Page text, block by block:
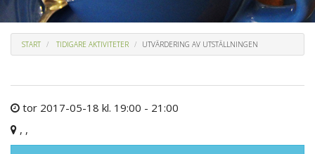
START TIDIGARE AKTIVITETER UTVÄRDERING AV UTSTÄLLNINGEN
tor 2017-05-18 kl. 19:00 - 21:00
, ,